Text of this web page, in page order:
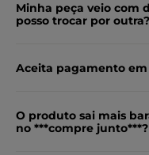
Minha peça veio com
posso trocar por outra?
Aceita pagamento em
O produto sai mais
no ***compre junto***?